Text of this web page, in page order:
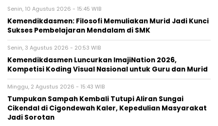
Senin, 10 Agustus 2026 - 15:45 WIB
Kemendikdasmen: Filosofi Memuliakan Murid Jadi Kunci
Sukses Pembelajaran Mendalam di SMK
Senin, 3 Agustus 2026 - 20:53 WIB
Kemendikdasmen Luncurkan ImajiNation 2026,
Kompetisi Koding Visual Nasional untuk Guru dan Murid
Minggu, 2 Agustus 2026 - 15:43 WIB
Tumpukan Sampah Kembali Tutupi Aliran Sungai
Cikendal di Cigondewah Kaler, Kepedulian Masyarakat
Jadi Sorotan